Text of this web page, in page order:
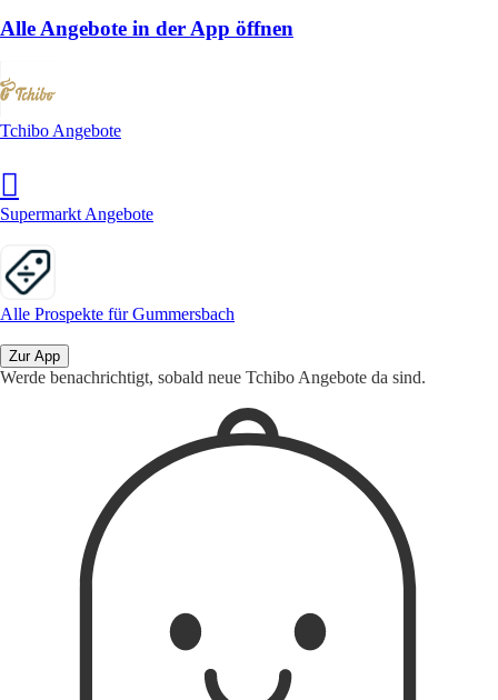
Alle Angebote in der App öffnen
Tchibo Angebote
Supermarkt Angebote
Alle Prospekte für Gummersbach
Zur App
Werde benachrichtigt, sobald neue Tchibo Angebote da sind.